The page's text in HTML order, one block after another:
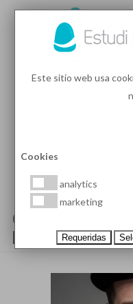
CAUSAS Y
LOS
Este sitio web usa
Cookies
analytics
marketing
Requeridas